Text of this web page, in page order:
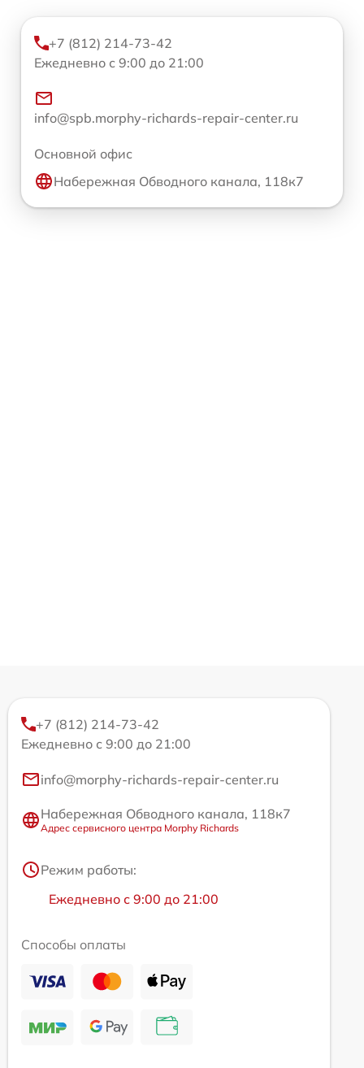
+7 (812) 214-73-42
Ежедневно с 9:00 до 21:00
info@spb.morphy-richards-repair-center.ru
Основной офис
Набережная Обводного канала, 118к7
+7 (812) 214-73-42
Ежедневно с 9:00 до 21:00
info@morphy-richards-repair-center.ru
Набережная Обводного канала, 118к7
Адрес сервисного центра Morphy Richards
Режим работы:
Ежедневно с 9:00 до 21:00
Способы оплаты